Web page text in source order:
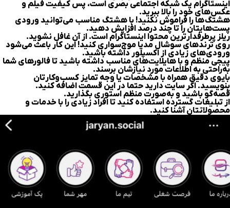
اینستاگرام یک شبکه اجتماعی بصری است، پس کیفیت فیلم و
عکس‌های خود را بالا ببرید.
هشتگ‌ها را فراموش نکنید! با هشتگ مناسب می‌توانید ورودی
پست‌هایتان را تا چند درصد افزایش دهید.
ریلز پرطرفدار‌ترین محتوا اینستاگرام است. از آن غافل نشوید.
روی ترند‌های سوشال مدیا موج‌سواری کنید! این کار باعث می‌شود
ورودی‌های زیادی از اکسپلور داشته باشید.
پیجی منظم و با هایلایت‌های مناسب‌ داشته باشید تا فالور‌های شما
به‌راحتی به اطلاعات مورد‌ نیازشان برسند.
بایوی دقیق همراه با مشخصات یا وجه تمایز کسب‌و‌کارتان
بنویسید. اگر سایت دارید حتما در این قسمت اضافه کنید.
قصه‌گو باشید و به‌صورت منظم استوری بگذارید.
از تبلیغات گسترده استفاده کنید تا افراد زیادی را با خدمات و
محصولاتتان آشنا کنید.